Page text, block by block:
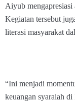
Aiyub mengapresiasi
Kegiatan tersebut
literasi masyarakat
“Ini menjadi
keuangan syaraiah